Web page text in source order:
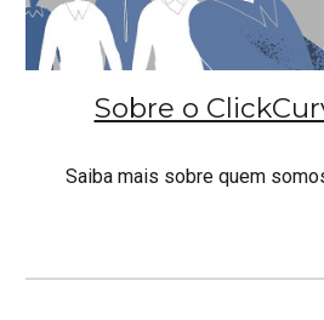
Sobre o
Saiba mais sobre quem